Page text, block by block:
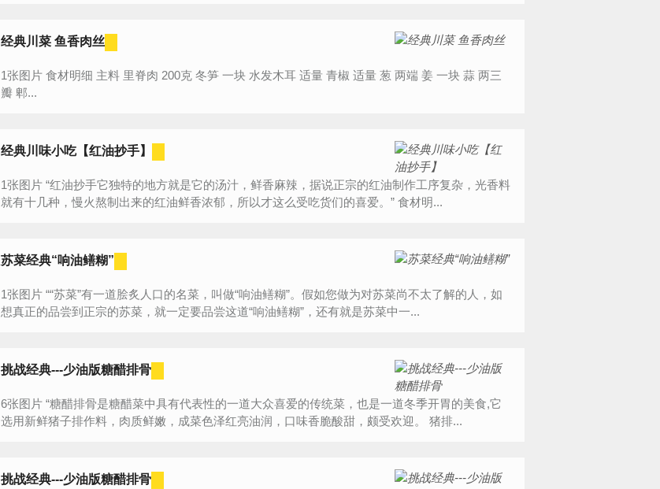
经典川菜 鱼香肉丝
1张图片 食材明细 主料 里脊肉 200克 冬笋 一块 水发木耳 适量 青椒 适量 葱 两端 姜 一块 蒜 两三
瓣 郫...
经典川味小吃【红油抄手】
1张图片 “红油抄手它独特的地方就是它的汤汁，鲜香麻辣，据说正宗的红油制作工序复杂，光香料
就有十几种，慢火熬制出来的红油鲜香浓郁，所以才这么受吃货们的喜爱。” 食材明...
苏菜经典“响油鳝糊”
1张图片 ““苏菜”有一道脍炙人口的名菜，叫做“响油鳝糊”。假如您做为对苏菜尚不太了解的人，如
想真正的品尝到正宗的苏菜，就一定要品尝这道“响油鳝糊”，还有就是苏菜中一...
挑战经典---少油版糖醋排骨
6张图片 “糖醋排骨是糖醋菜中具有代表性的一道大众喜爱的传统菜，也是一道冬季开胃的美食,它
选用新鲜猪子排作料，肉质鲜嫩，成菜色泽红亮油润，口味香脆酸甜，颇受欢迎。 猪排...
挑战经典---少油版糖醋排骨